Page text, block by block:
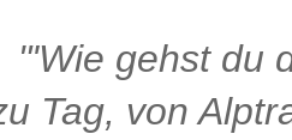
"'Wie gehst du
Tag, von